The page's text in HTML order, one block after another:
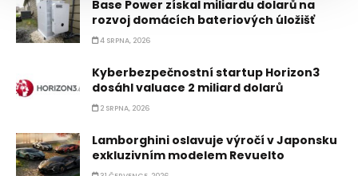
Base Power získal miliardu dolarů na
rozvoj domácích bateriových úložišť
4 SRPNA, 2026
Kyberbezpečnostní startup Horizon3
dosáhl valuace 2 miliard dolarů
2 SRPNA, 2026
Lamborghini oslavuje výročí v Japonsku
exkluzivním modelem Revuelto